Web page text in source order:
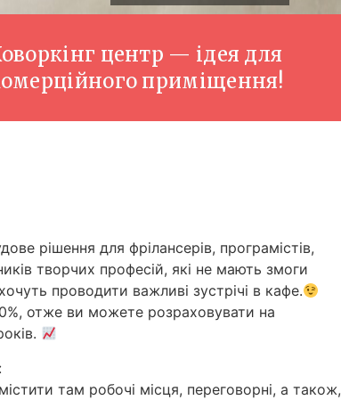
центр — ідея для
приміщення!
рішення для фрілансерів, програмістів,
творчих професій, які не мають змоги
проводити важливі зустрічі в кафе.
отже ви можете розраховувати на
там робочі місця, переговорні, а також,